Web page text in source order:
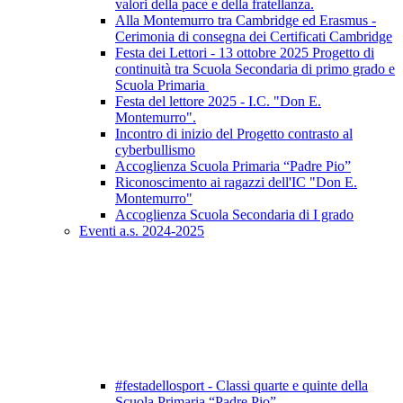
valori della pace e della fratellanza.
Alla Montemurro tra Cambridge ed Erasmus -
Cerimonia di consegna dei Certificati Cambridge
Festa dei Lettori - 13 ottobre 2025 Progetto di
continuità tra Scuola Secondaria di primo grado e
Scuola Primaria
Festa del lettore 2025 - I.C. "Don E.
Montemurro".
Incontro di inizio del Progetto contrasto al
cyberbullismo
Accoglienza Scuola Primaria “Padre Pio”
Riconoscimento ai ragazzi dell'IC "Don E.
Montemurro"
Accoglienza Scuola Secondaria di I grado
Eventi a.s. 2024-2025
#festadellosport - Classi quarte e quinte della